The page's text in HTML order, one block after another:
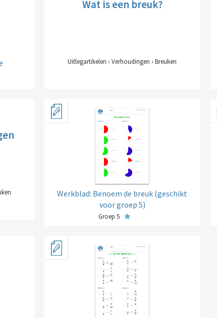
Wat is een breuk?
Uitlegartikelen › Verhoudingen › Breuken
Werkblad: Benoem de breuk (geschikt
voor groep 5)
Groep 5